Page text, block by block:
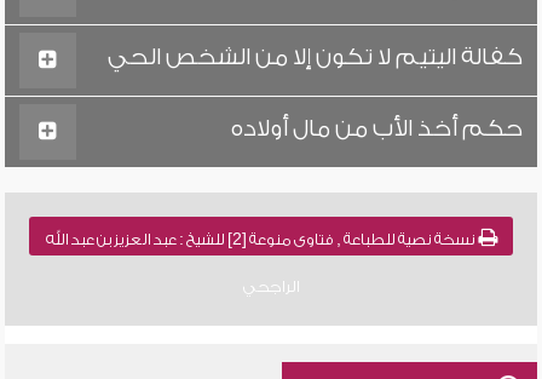
كفالة اليتيم لا تكون إلا من الشخص الحي
حكم أخذ الأب من مال أولاده
نسخة نصية للطباعة , فتاوى منوعة [2] للشيخ : عبد العزيز بن عبد الله
الراجحي